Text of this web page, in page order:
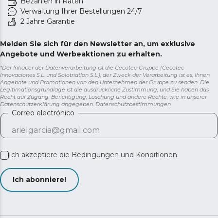
Verwaltung Ihrer Bestellungen 24/7
2 Jahre Garantie
Melden Sie sich für den Newsletter an, um exklusive
Angebote und Werbeaktionen zu erhalten.
*Der Inhaber der Datenverarbeitung ist die Cecotec-Gruppe (Cecotec
Innovaciones S.L. und Solotriatlon S.L.), der Zweck der Verarbeitung ist es, Ihnen
Angebote und Promotionen von den Unternehmen der Gruppe zu senden. Die
Legitimationsgrundlage ist die ausdrückliche Zustimmung, und Sie haben das
Recht auf Zugang, Berichtigung, Löschung und andere Rechte, wie in unserer
Datenschutzerklärung angegeben. Datenschutzbestimmungen
Correo electrónico
Ich akzeptiere die Bedingungen und Konditionen
Ich abonniere!